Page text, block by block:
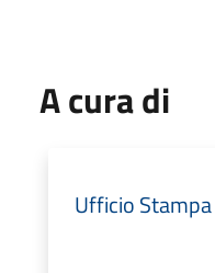
A cura di
Ufficio Stampa